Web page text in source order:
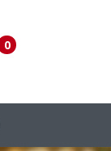
0